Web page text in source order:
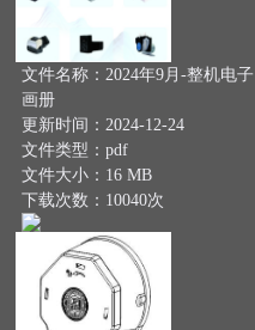
文件名称：2024年9月-整机电子
画册
更新时间：2024-12-24
文件类型：pdf
文件大小：16 MB
下载次数：10040次